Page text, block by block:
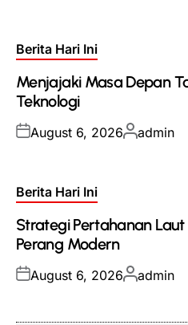
Posted
Berita Hari Ini
Menjajaki Masa Depan
Teknologi
Posted
August 6, 2026Posted
admin
Posted
Berita Hari Ini
Strategi Pertahanan
Perang Modern
Posted
August 6, 2026Posted
admin